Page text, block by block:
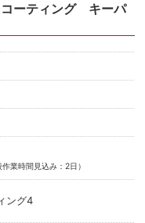
ーティング キーパ
業時間見込み：2日）
ング4